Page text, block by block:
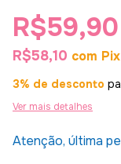
R$59,90
R$58,10 com Pix
3% de desconto
Ver mais detalhes
Atenção, última